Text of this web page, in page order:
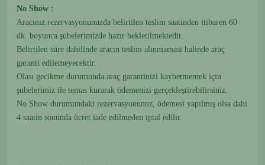
No Show :
Aracınız rezervasyonunuzda belirtilen teslim saatinden itibaren 60
dk. boyunca şubelerimizde hazır bekletilmektedir.
Belirtilen süre dahilinde aracın teslim alınmaması halinde araç
garanti edilemeyecektir.
Olası gecikme durumunda araç garantinizi kaybetmemek için
şubelerimiz ile temas kurarak ödemenizi gerçekleştirebilirsiniz.
No Show durumundaki rezervasyonunuz, ödemesi yapılmış olsa dahi
4 saatin sonunda ücret iade edilmeden iptal edilir.